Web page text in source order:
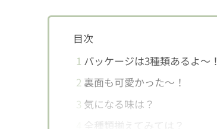
目次
1 パッケージは3種類あるよ～！
2 裏面も可愛かった～！
3 気になる味は？
全種類揃えてみては？